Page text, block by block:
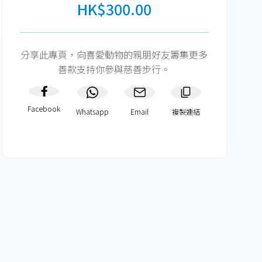
HK$300.00
分享此專頁，向喜愛動物的親朋好友籌集更多
善款支持你參與慈善步行。
Facebook Whatsapp Email 複製連結​